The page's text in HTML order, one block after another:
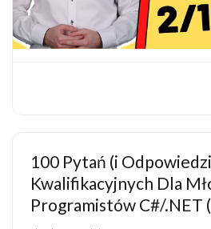
100 Pytań (i
Kwalifikacyjnych Dla
Programistów C#/.NET